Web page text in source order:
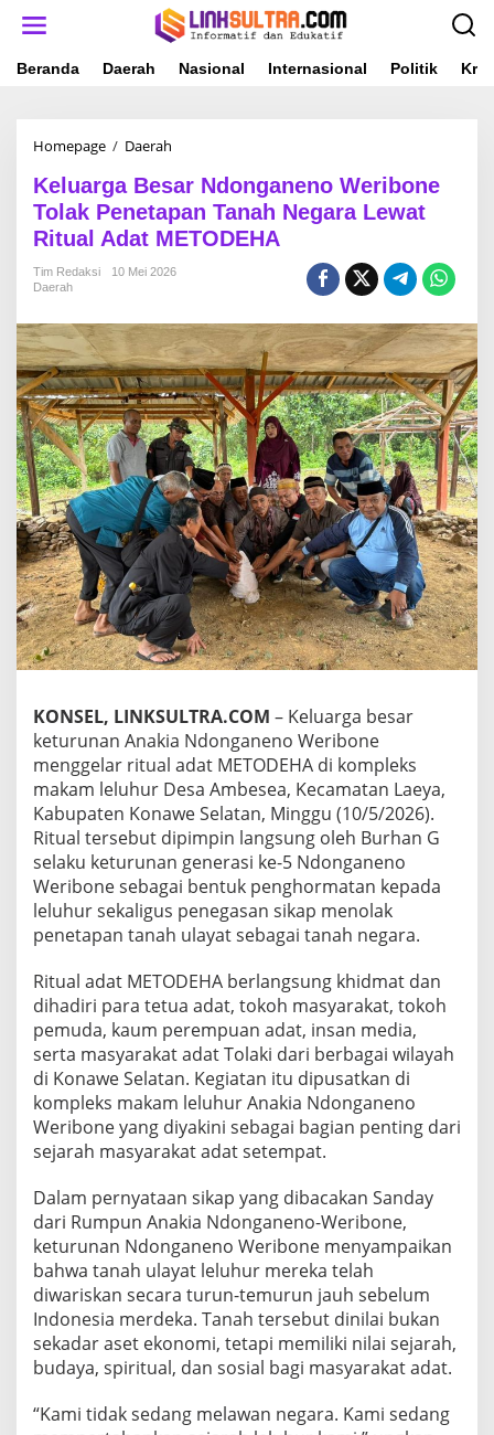
Beranda Daerah Nasional Internasional Politik
Homepage / Daerah
l
u
a
r
g
e
s
a
r
N
d
o
n
g
a
n
o
W
e
r
i
n
e
T
o
l
a
k
P
e
e
t
p
a
T
a
n
a
h
N
e
a
r
a
L
e
w
a
t
i
u
Keluarga Besar Ndonganeno Weribone
Tolak Penetapan Tanah Negara Lewat
Ritual Adat METODEHA
Tim Redaksi
10 Mei 2026
Daerah
KONSEL, LINKSULTRA.COM – Keluarga besar
keturunan Anakia Ndonganeno Weribone
menggelar ritual adat METODEHA di kompleks
makam leluhur Desa Ambesea, Kecamatan Laeya,
Kabupaten Konawe Selatan, Minggu (10/5/2026).
Ritual tersebut dipimpin langsung oleh Burhan G
selaku keturunan generasi ke-5 Ndonganeno
Weribone sebagai bentuk penghormatan kepada
leluhur sekaligus penegasan sikap menolak
penetapan tanah ulayat sebagai tanah negara.
Ritual adat METODEHA berlangsung khidmat dan
dihadiri para tetua adat, tokoh masyarakat, tokoh
pemuda, kaum perempuan adat, insan media,
serta masyarakat adat Tolaki dari berbagai wilayah
di Konawe Selatan. Kegiatan itu dipusatkan di
kompleks makam leluhur Anakia Ndonganeno
Weribone yang diyakini sebagai bagian penting dari
sejarah masyarakat adat setempat.
Dalam pernyataan sikap yang dibacakan Sanday
dari Rumpun Anakia Ndonganeno-Weribone,
keturunan Ndonganeno Weribone menyampaikan
bahwa tanah ulayat leluhur mereka telah
diwariskan secara turun-temurun jauh sebelum
Indonesia merdeka. Tanah tersebut dinilai bukan
sekadar aset ekonomi, tetapi memiliki nilai sejarah,
budaya, spiritual, dan sosial bagi masyarakat adat.
“Kami tidak sedang melawan negara. Kami sedang